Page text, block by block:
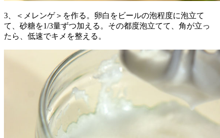
3、＜メレンゲ＞を作る。卵白をビールの泡程度に泡立て
て、砂糖を1/3量ずつ加える。その都度泡立てて、角が立っ
たら、低速でキメを整える。